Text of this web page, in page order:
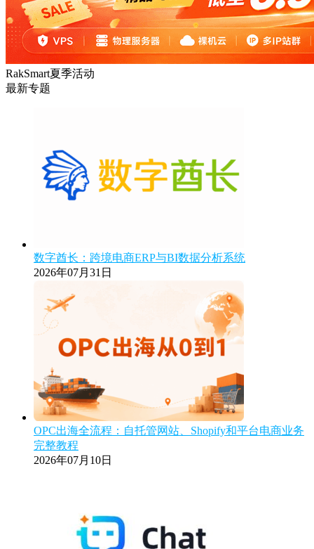
RakSmart夏季活动
最新专题
数字酋长：跨境电商ERP与BI数据分析系统
2026年07月31日
OPC出海全流程：自托管网站、Shopify和平台电商业务
完整教程
2026年07月10日